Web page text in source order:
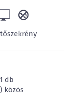
db
közös